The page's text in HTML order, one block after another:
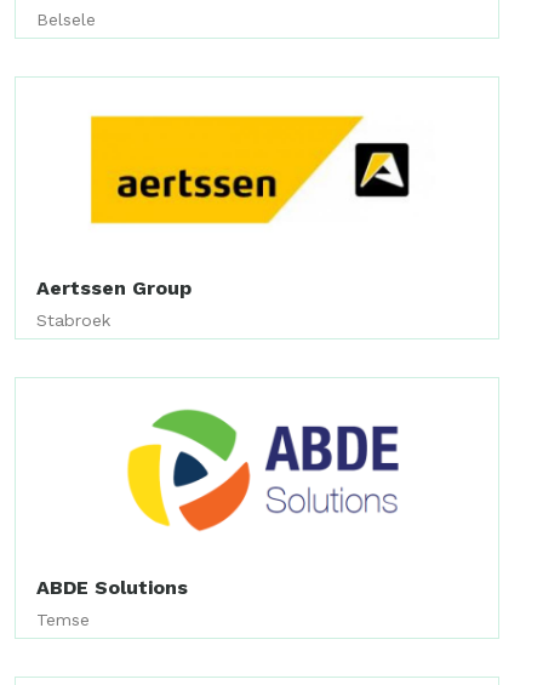
Belsele
Aertssen Group
Stabroek
ABDE Solutions
Temse